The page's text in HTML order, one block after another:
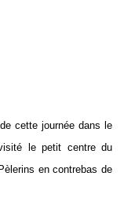
cette journée dans le
le petit centre du
en contrebas de